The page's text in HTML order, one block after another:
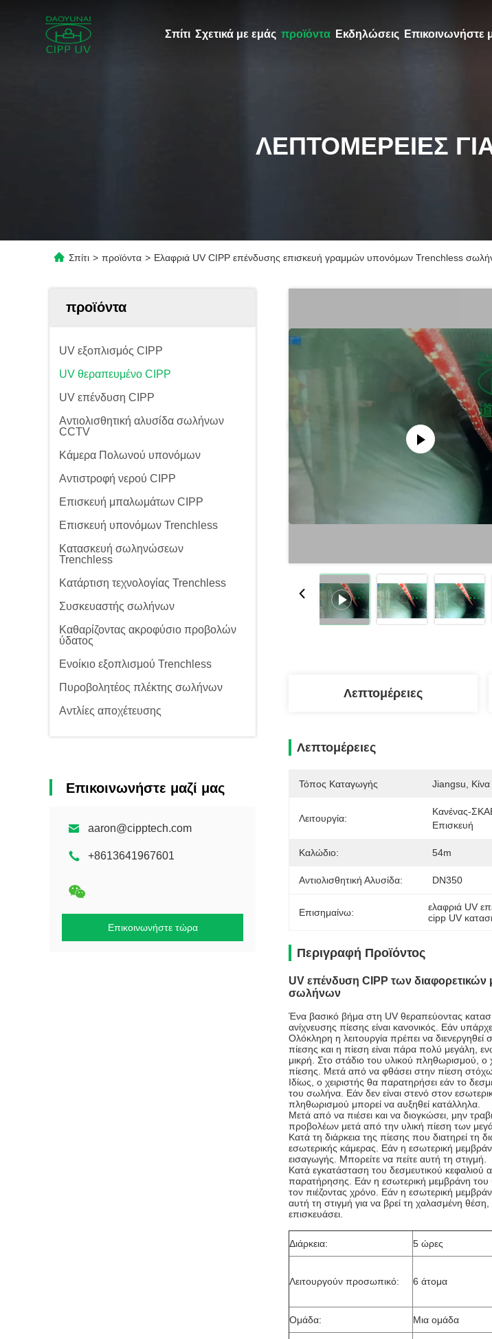
Σπίτι Σχετικά με εμάς προϊόντα Εκδηλώσεις Επικοινωνήστε
ΛΕΠΤΟΜΈΡΕΙΕΣ
Σπίτι > προϊόντα > Ελαφριά UV CIPP επένδυσης επισκευή γραμμών υπονόμων Trenchless
προϊόντα
UV εξοπλισμός CIPP
UV θεραπευμένο CIPP
UV επένδυση CIPP
Αντιολισθητική αλυσίδα σωλήνων
CCTV
Κάμερα Πολωνού υπονόμων
Αντιστροφή νερού CIPP
Επισκευή μπαλωμάτων CIPP
Επισκευή υπονόμων Trenchless
Κατασκευή σωληνώσεων
Trenchless
Κατάρτιση τεχνολογίας Trenchless
Συσκευαστής σωλήνων
Καθαρίζοντας ακροφύσιο προβολών
ύδατος
Ενοίκιο εξοπλισμού Trenchless
Πυροβολητέος πλέκτης σωλήνων
Αντλίες αποχέτευσης
Επικοινωνήστε μαζί μας
aaron@cipptech.com
+8613641967601
Επικοινωνήστε τώρα
Λεπτομέρειες
Λεπτομέρειες
Τόπος Καταγωγής Jiangsu, Κίνα
Λειτουργία:
Κανένας-
Επισκευή
Καλώδιο: 54m
Αντιολισθητική Αλυσίδα: DN350
Επισημαίνω: ελαφριά UV
cipp UV
Περιγραφή Προϊόντος
UV επένδυση CIPP των διαφορετικών
σωλήνων
Ένα βασικό βήμα στη UV θεραπεύοντας
ανίχνευσης πίεσης είναι κανονικός. Εάν
Ολόκληρη η λειτουργία πρέπει να διενεργηθεί
πίεσης και η πίεση είναι πάρα πολύ μεγάλη,
μικρή. Στο στάδιο του υλικού πληθωρισμού, ο
πίεσης. Μετά από να φθάσει στην πίεση
Ιδίως, ο χειριστής θα παρατηρήσει εάν το
του σωλήνα. Εάν δεν είναι στενό στον
πληθωρισμού μπορεί να αυξηθεί κατάλληλα.
Μετά από να πιέσει και να διογκώσει, μην
προβολέων μετά από την υλική πίεση των
Κατά τη διάρκεια της πίεσης που διατηρεί τη
εσωτερικής κάμερας. Εάν η εσωτερική
εισαγωγής. Μπορείτε να πείτε αυτή τη στιγμή.
Κατά εγκατάσταση του δεσμευτικού κεφαλιού
παρατήρησης. Εάν η εσωτερική μεμβράνη του
τον πιέζοντας χρόνο. Εάν η εσωτερική
αυτή τη στιγμή για να βρεί τη χαλασμένη
επισκευάσει.
Διάρκεια: 5 ώρες
Λειτουργούν προσωπικό: 6 άτομα
Ομάδα: Μια ομάδα